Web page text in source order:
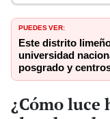
PUEDES VER:
Este distrito
universidad
posgrado y
¿Cómo luce